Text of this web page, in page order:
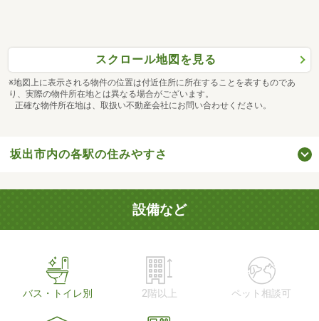
スクロール地図を見る
※地図上に表示される物件の位置は付近住所に所在することを表すものであ
り、実際の物件所在地とは異なる場合がございます。
正確な物件所在地は、取扱い不動産会社にお問い合わせください。
坂出市内の各駅の住みやすさ
設備など
バス・トイレ別 2階以上 ペット相談可